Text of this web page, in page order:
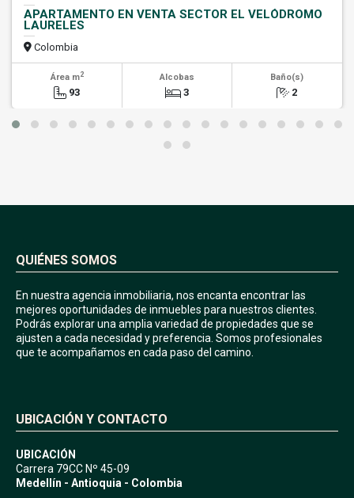
APARTAMENTO EN VENTA SECTOR EL VELÓDROMO
LAURELES
Colombia
Área m2
93
Alcobas
3
Baño(s)
2
QUIÉNES SOMOS
En nuestra agencia inmobiliaria, nos encanta encontrar las
mejores oportunidades de inmuebles para nuestros clientes.
Podrás explorar una amplia variedad de propiedades que se
ajusten a cada necesidad y preferencia. Somos profesionales
que te acompañamos en cada paso del camino.
UBICACIÓN Y CONTACTO
UBICACIÓN
Carrera 79CC Nº 45-09
Medellín - Antioquia - Colombia